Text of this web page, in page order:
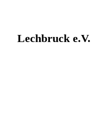
Lechbruck e.V.